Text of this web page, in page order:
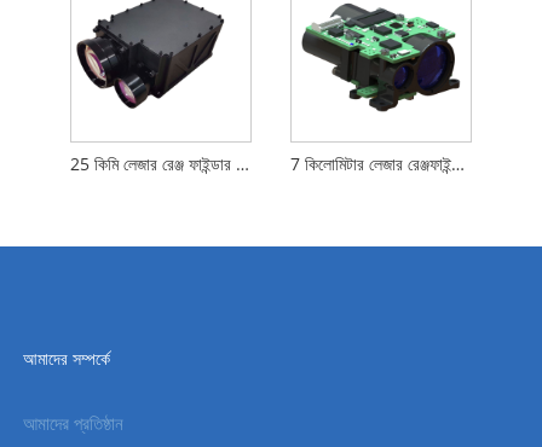
25 কিমি লেজার রেঞ্জ ফাইন্ডার মডিউল 7 কিলোমিটার লেজার রেঞ্জফাইন্ডার মডিউল
আমাদের সম্পর্কে
আমাদের প্রতিষ্ঠান